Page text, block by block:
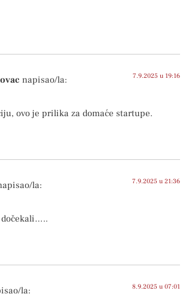
napisao/la: 7.9.2025 u 19:16
ovo je prilika za domaće startupe.
la: 7.9.2025 u 21:36
la: 8.9.2025 u 07:01